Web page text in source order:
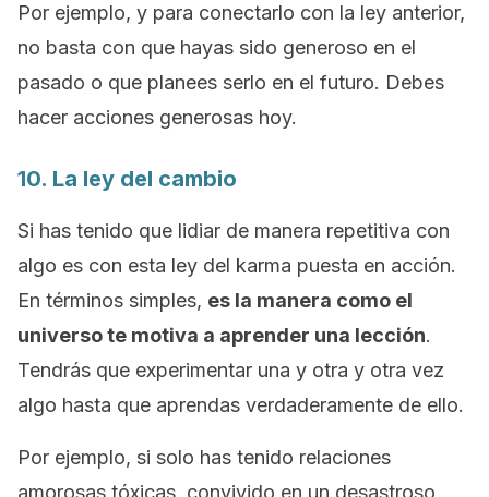
Por ejemplo, y para conectarlo con la ley anterior,
no basta con que hayas sido generoso en el
pasado o que planees serlo en el futuro. Debes
hacer acciones generosas hoy.
10. La ley del cambio
Si has tenido que lidiar de manera repetitiva con
algo es con esta ley del karma puesta en acción.
En términos simples, es la manera como el
universo te motiva a aprender una lección.
Tendrás que experimentar una y otra y otra vez
algo hasta que aprendas verdaderamente de ello.
Por ejemplo, si solo has tenido relaciones
amorosas tóxicas, convivido en un desastroso